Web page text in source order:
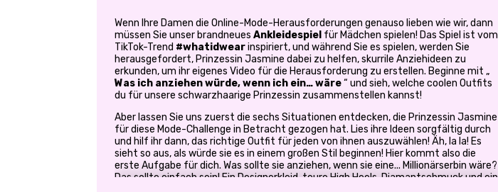
Wenn Ihre Damen die Online-Mode-Herausforderungen genauso lieben wie wir, dann
müssen Sie unser brandneues Ankleidespiel für Mädchen spielen! Das Spiel ist vom
TikTok-Trend #whatidwearinspiriert, und während Sie es spielen, werden Sie
herausgefordert, Prinzessin Jasmine dabei zu helfen, skurrile Anziehideen zu
erkunden, um ihr eigenes Video für die Herausforderung zu erstellen. Beginne mit „
Was ich anziehen würde, wenn ich ein… wäre“ und sieh, welche coolen Outfits
du für unsere schwarzhaarige Prinzessin zusammenstellen kannst!
Aber lassen Sie uns zuerst die sechs Situationen entdecken, die Prinzessin Jasmine
für diese Mode-Challenge in Betracht gezogen hat. Lies ihre Ideen sorgfältig durch
und hilf ihr dann, das richtige Outfit für jeden von ihnen auszuwählen! Äh, la la! Es
sieht so aus, als würde sie es in einem großen Stil beginnen! Hier kommt also die
erste Aufgabe für dich. Was sollte sie anziehen, wenn sie eine... Millionärserbin wäre?
Das sollte einfach sein! Ein Designerkleid, teure High Heels, Diamantschmuck und ein